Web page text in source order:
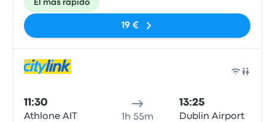
El más rápido
19 €
11:30
Athlone AIT 1h 55m
13:25
Dublin Airport